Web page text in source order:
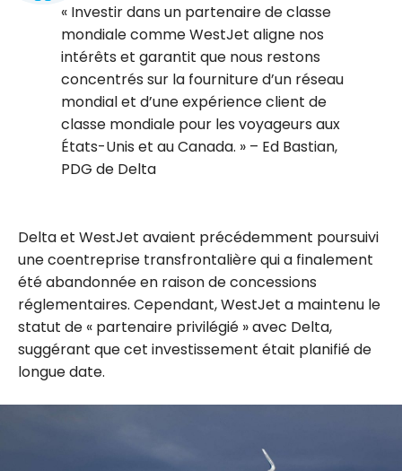
Investir dans un partenaire de classe
mondiale comme WestJet aligne nos
intérêts et garantit que nous restons
concentrés sur la fourniture d’un réseau
mondial et d’une expérience client de
classe mondiale pour les voyageurs aux
États-Unis et au Canada.
– Ed Bastian,
PDG de Delta
Delta et WestJet avaient précédemment poursuivi
une coentreprise transfrontalière qui a finalement
été abandonnée en raison de concessions
réglementaires. Cependant, WestJet a maintenu le
statut de « partenaire privilégié » avec Delta,
suggérant que cet investissement était planifié de
longue date.